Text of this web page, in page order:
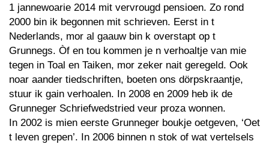
1 jannewoarie 2014 mit vervrougd pensioen. Zo rond
2000 bin ik begonnen mit schrieven. Eerst in t
Nederlands, mor al gaauw bin k overstapt op t
Grunnegs. Òf en tou kommen je n verhoaltje van mie
tegen in Toal en Taiken, mor zeker nait geregeld. Ook
noar aander tiedschriften, boeten ons dörpskraantje,
stuur ik gain verhoalen. In 2008 en 2009 heb ik de
Grunneger Schriefwedstried veur proza wonnen.
In 2002 is mien eerste Grunneger boukje oetgeven, ‘Oet
t leven grepen’. In 2006 binnen n stok of wat vertelsels